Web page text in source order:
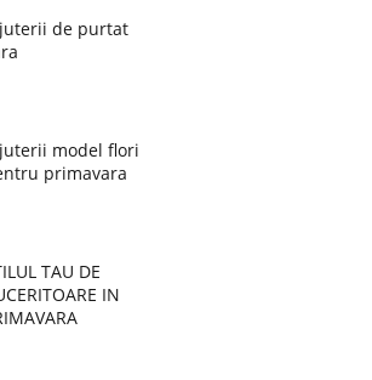
de purtat
model flori
primavara
TAU DE
IN